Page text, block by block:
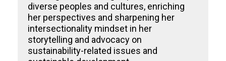
diverse peoples and cultures, enriching
her perspectives and sharpening her
intersectionality mindset in her
storytelling and advocacy on
sustainability-related issues and